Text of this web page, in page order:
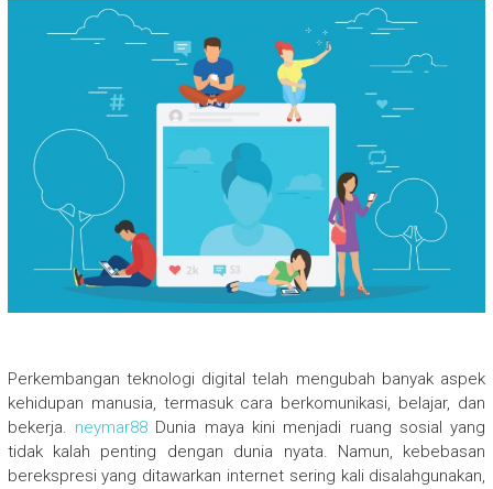
Perkembangan teknologi digital telah mengubah banyak aspek
kehidupan manusia, termasuk cara berkomunikasi, belajar, dan
bekerja. neymar88 Dunia maya kini menjadi ruang sosial yang
tidak kalah penting dengan dunia nyata. Namun, kebebasan
berekspresi yang ditawarkan internet sering kali disalahgunakan,